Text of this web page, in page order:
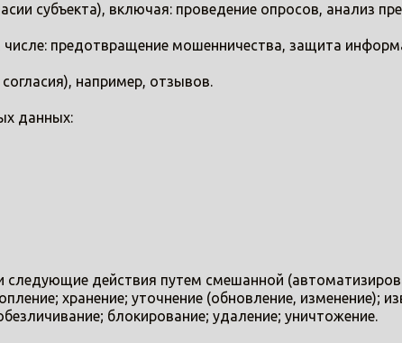
субъекта), включая: проведение опросов, анализ
предотвращение мошенничества, защита
например, отзывов.
данных:
действия путем смешанной
хранение; уточнение (обновление, изменение);
блокирование; удаление; уничтожение.